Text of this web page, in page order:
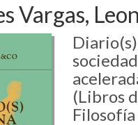
Vargas,
sociedad
(Libros